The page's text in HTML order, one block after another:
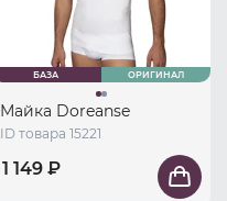
БАЗА ОРИГИНАЛ
Майка Doreanse
ID товара 15221
1 149 ₽